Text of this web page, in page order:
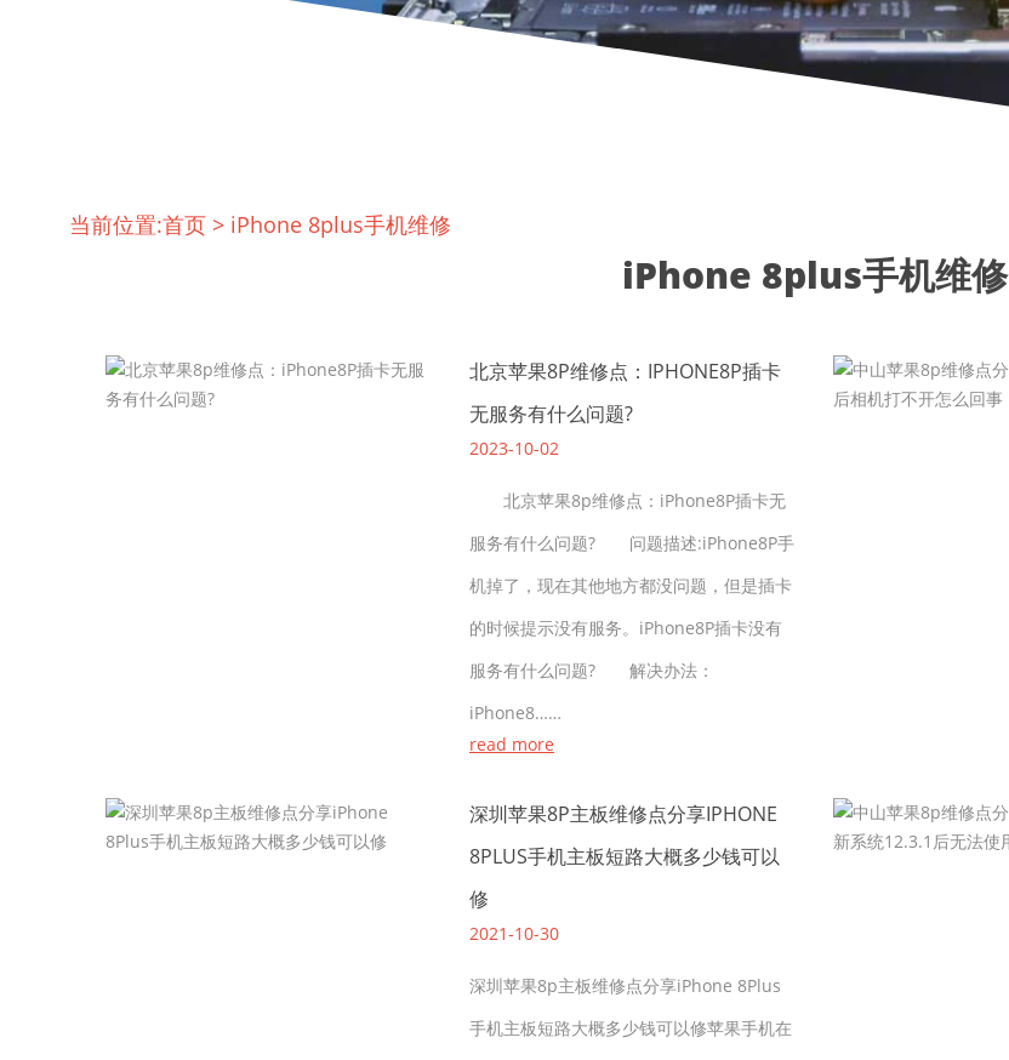
当前位置:首页 > iPhone 8plus手机维修
iPhone 8plus手机维修
北京苹果8P维修点：IPHONE8P插卡
无服务有什么问题?
2023-10-02
北京苹果8p维修点：iPhone8P插卡无
服务有什么问题? 问题描述:iPhone8P手
机掉了，现在其他地方都没问题，但是插卡
的时候提示没有服务。iPhone8P插卡没有
服务有什么问题? 解决办法：
iPhone8……
read more
深圳苹果8P主板维修点分享IPHONE
8PLUS手机主板短路大概多少钱可以
修
2021-10-30
深圳苹果8p主板维修点分享iPhone 8Plus
手机主板短路大概多少钱可以修苹果手机在